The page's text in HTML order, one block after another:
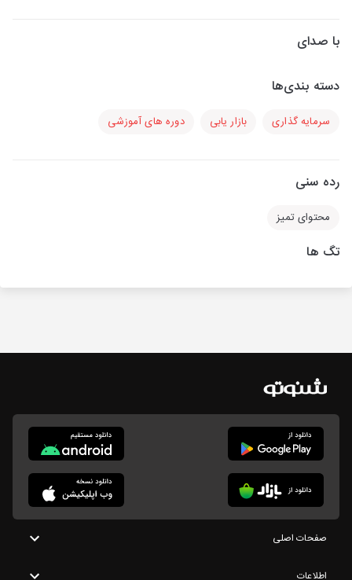
با صدای
دسته بندی‌ها
سرمایه گذاری بازار یابی دوره های آموزشی
رده سنی
محتوای تمیز
تگ ها
صفحات اصلی
اطلاعات